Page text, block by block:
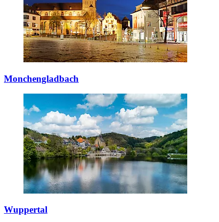
Monchengladbach
Wuppertal